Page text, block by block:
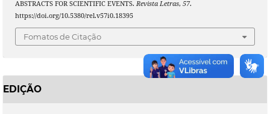
ABSTRACTS FOR SCIENTIFIC EVENTS. Revista Letras, 57.
https://doi.org/10.5380/rel.v57i0.18395
Fomatos de Citação
EDIÇÃO